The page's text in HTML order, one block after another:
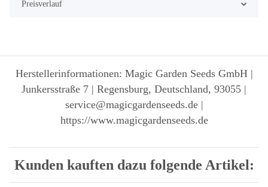
Preisverlauf
Herstellerinformationen: Magic Garden Seeds GmbH |
Junkersstraße 7 | Regensburg, Deutschland, 93055 |
service@magicgardenseeds.de |
https://www.magicgardenseeds.de
Kunden kauften dazu folgende Artikel: